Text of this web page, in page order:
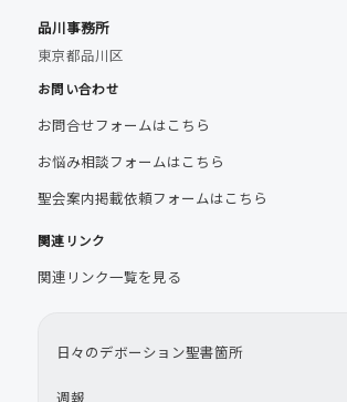
品川事務所
東京都品川区
お問い合わせ
お問合せフォームはこちら
お悩み相談フォームはこちら
聖会案内掲載依頼フォームはこちら
関連リンク
関連リンク一覧を見る
日々のデボーション聖書箇所
週報